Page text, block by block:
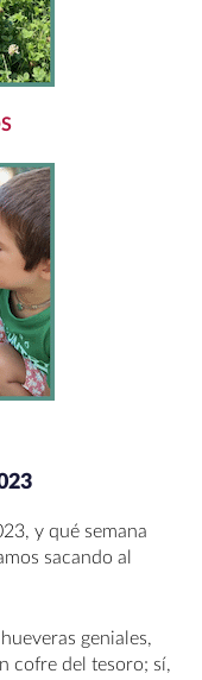
y qué semana
sacando al
geniales,
cofre del tesoro; sí,